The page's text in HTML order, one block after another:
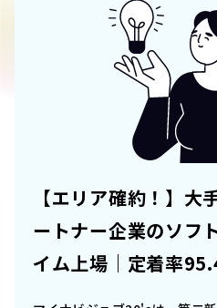
【エリア確約！】大
ートナー企業のソフ
イム上場｜定着率